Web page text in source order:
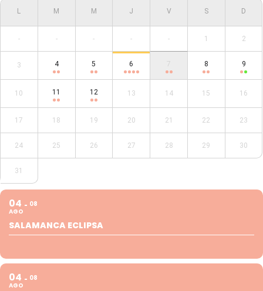
- - - - - 1 2
3 4 5 6 7 8 9
10 11 12 13 14 15 16
17 18 19 20 21 22 23
24 25 26 27 28 29 30
31
04
AGO
08
SALAMANCA ECLIPSA
04
AGO
08